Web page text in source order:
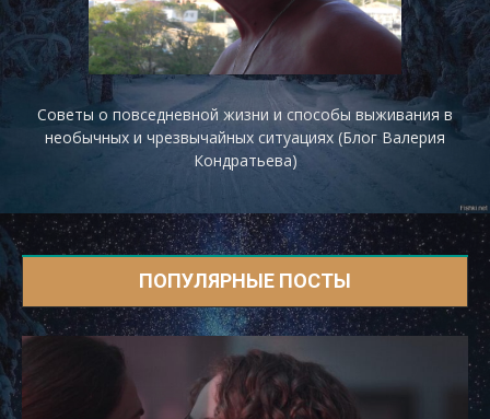
Советы о повседневной жизни и способы выживания в
необычных и чрезвычайных ситуациях (Блог Валерия
Кондратьева)
ПОПУЛЯРНЫЕ ПОСТЫ